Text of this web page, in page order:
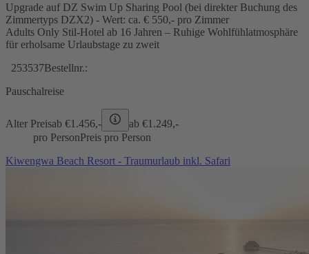
Upgrade auf DZ Swim Up Sharing Pool (bei direkter Buchung des
Zimmertyps DZX2) - Wert: ca. € 550,- pro Zimmer
Adults Only Stil-Hotel ab 16 Jahren – Ruhige Wohlfühlatmosphäre
für erholsame Urlaubstage zu zweit
253537Bestellnr.:
Pauschalreise
Alter Preisab €1.456,- ab €1.249,-
pro PersonPreis pro Person
Kiwengwa Beach Resort - Traumurlaub inkl. Safari